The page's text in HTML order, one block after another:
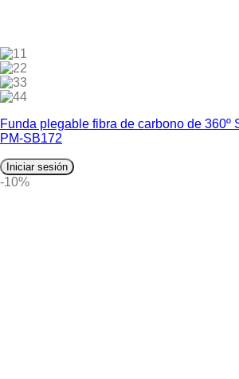
1
2
3
4
Funda plegable fibra de carbono de 360º
PM-SB172
Iniciar sesión
-10%